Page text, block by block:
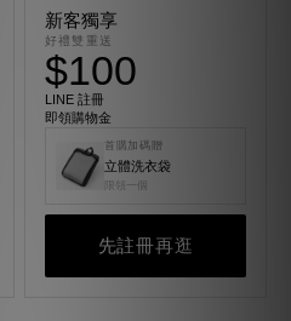
新客獨享
好禮雙重送
$100
LINE 註冊
即領購物金
首購加碼贈
立體洗衣袋
限領一個
先註冊再逛